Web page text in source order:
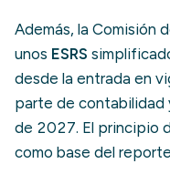
Además, la Comisión
unos ESRS
desde la entrada en
parte de contabilidad
de 2027. El principio
como base del